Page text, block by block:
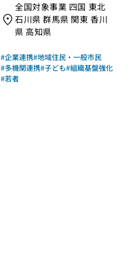
［21年度通常枠］
全国対象事業 四国 東北
石川県 群馬県 関東 香川
県 高知県
#企業連携#地域住民・一般市民
#多機関連携#子ども#組織基盤強化
#若者